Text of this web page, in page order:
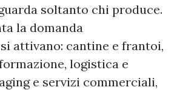
soltanto chi produce.
la domanda
attivano: cantine e frantoi,
logistica e
e servizi commerciali,